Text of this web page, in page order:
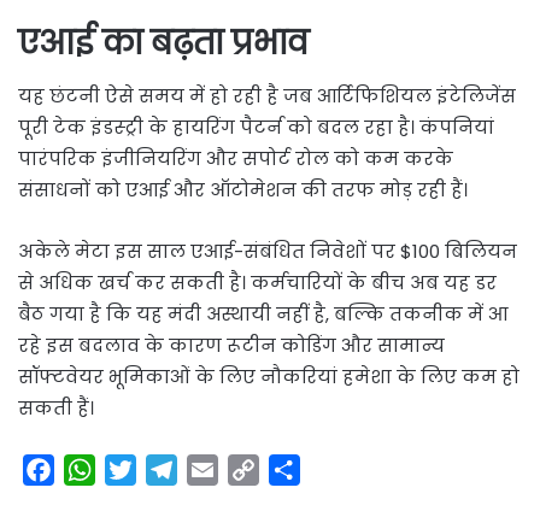
एआई का बढ़ता प्रभाव
यह छंटनी ऐसे समय में हो रही है जब आर्टिफिशियल इंटेलिजेंस
पूरी टेक इंडस्ट्री के हायरिंग पैटर्न को बदल रहा है। कंपनियां
पारंपरिक इंजीनियरिंग और सपोर्ट रोल को कम करके
संसाधनों को एआई और ऑटोमेशन की तरफ मोड़ रही हैं।
अकेले मेटा इस साल एआई-संबंधित निवेशों पर $100 बिलियन
से अधिक खर्च कर सकती है। कर्मचारियों के बीच अब यह डर
बैठ गया है कि यह मंदी अस्थायी नहीं है, बल्कि तकनीक में आ
रहे इस बदलाव के कारण रूटीन कोडिंग और सामान्य
सॉफ्टवेयर भूमिकाओं के लिए नौकरियां हमेशा के लिए कम हो
सकती हैं।
W